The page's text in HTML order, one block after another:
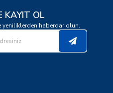
KAYIT OL
yeniliklerden haberdar olun.